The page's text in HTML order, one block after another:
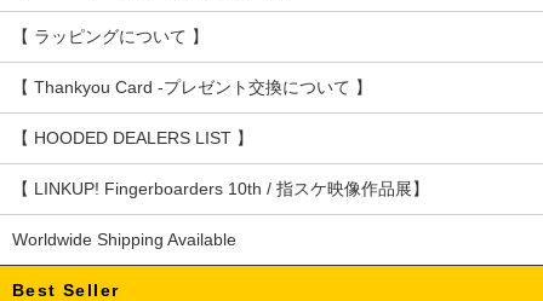
【 ラッピングについて 】
【 Thankyou Card -プレゼント交換について 】
【 HOODED DEALERS LIST 】
【 LINKUP! Fingerboarders 10th / 指スケ映像作品展】
Worldwide Shipping Available
Best Seller